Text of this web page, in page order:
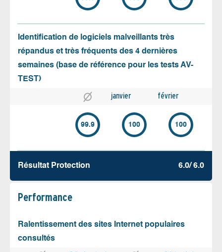
Identification de logiciels malveillants très
répandus et très fréquents des 4 dernières
semaines (base de référence pour les tests AV-
TEST)
janvier février
99.9 100 100
Résultat Protection 6.0/ 6.0
Performance
Ralentissement des sites Internet populaires
consultés